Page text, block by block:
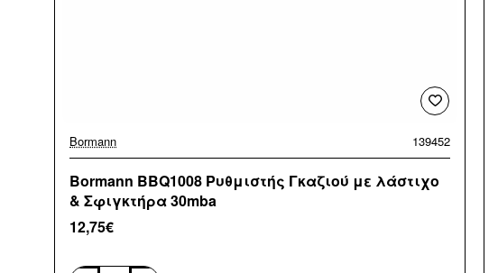
Bormann 139452
Bormann BBQ1008 Ρυθμιστής Γκαζιού με λάστιχο
& Σφιγκτήρα 30mba
12,75€